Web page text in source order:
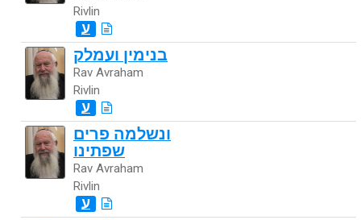
Rivlin
ע
בנימין ועמלק
Rav Avraham
Rivlin
ע
ונשלמה פרים
שפתינו
Rav Avraham
Rivlin
ע